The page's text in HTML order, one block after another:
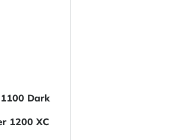
Dark
1200 XC